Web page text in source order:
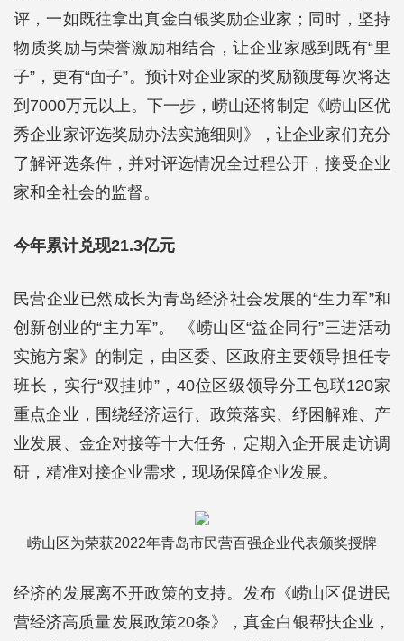
评，一如既往拿出真金白银奖励企业家；同时，坚持
物质奖励与荣誉激励相结合，让企业家感到既有“里
子”，更有“面子”。预计对企业家的奖励额度每次将达
到7000万元以上。下一步，崂山还将制定《崂山区优
秀企业家评选奖励办法实施细则》，让企业家们充分
了解评选条件，并对评选情况全过程公开，接受企业
家和全社会的监督。
今年累计兑现21.3亿元
民营企业已然成长为青岛经济社会发展的“生力军”和
创新创业的“主力军”。 《崂山区“益企同行”三进活动
实施方案》的制定，由区委、区政府主要领导担任专
班长，实行“双挂帅”，40位区级领导分工包联120家
重点企业，围绕经济运行、政策落实、纾困解难、产
业发展、金企对接等十大任务，定期入企开展走访调
研，精准对接企业需求，现场保障企业发展。
崂山区为荣获2022年青岛市民营百强企业代表颁奖授牌
经济的发展离不开政策的支持。发布《崂山区促进民
营经济高质量发展政策20条》，真金白银帮扶企业，